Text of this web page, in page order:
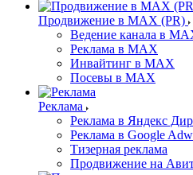
Продвижение в MAX (PR)
Ведение канала в
Реклама в MAX
Инвайтинг в MAX
Посевы в MAX
Реклама
Реклама в Яндекс
Реклама в Google
Тизерная реклама
Продвижение на